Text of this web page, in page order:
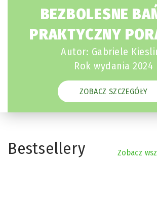
BEZBOLESNE
PRAKTYCZNY
Autor: Gabriele
Rok wydania 2024
ZOBACZ SZCZEGÓŁY
Bestsellery Zobacz